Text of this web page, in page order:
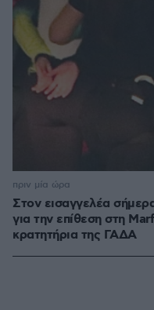
Στον εισαγγελέα
για την επίθεση στη
κρατητήρια της ΓΑΔΑ
πριν μία ώρα